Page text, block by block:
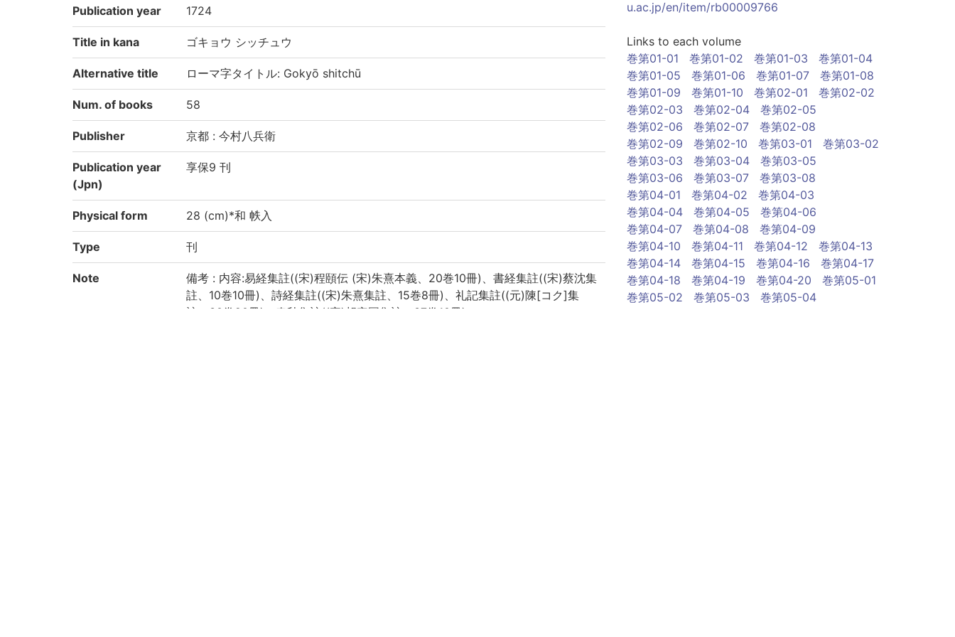
Publication year 1724
Title in kana ゴキョウ シッチュウ
Alternative title ローマ字タイトル: Gokyō shitchū
Num. of books 58
Publisher 京都 : 今村八兵衛
Publication year
(Jpn)
享保9 刊
Physical form 28 (cm)*和 帙入
Type 刊
Note
備考 : 内容:易経集註((宋)程頤伝 (宋)朱熹本義、20巻10冊)、書経集註((宋)蔡沈集
註、10巻10冊)、詩経集註((宋)朱熹集註、15巻8冊)、礼記集註((元)陳[コク]集
註、30巻20冊)、春秋集註((宋)胡安国集註、37巻10冊)
u.ac.jp/en/item/rb00009766
Links to each volume
巻第01-01
巻第01-02 巻第01-03
巻第01-04
巻第01-05
巻第01-06 巻第01-07
巻第01-08
巻第01-09
巻第01-10 巻第02-01
巻第02-02
巻第02-03
巻第02-04
巻第02-05
巻第02-06
巻第02-07
巻第02-08
巻第02-09
巻第02-10 巻第03-01
巻第03-02
巻第03-03
巻第03-04
巻第03-05
巻第03-06
巻第03-07
巻第03-08
巻第04-01
巻第04-02
巻第04-03
巻第04-04
巻第04-05
巻第04-06
巻第04-07
巻第04-08
巻第04-09
巻第04-10
巻第04-11 巻第04-12
巻第04-13
巻第04-14
巻第04-15 巻第04-16
巻第04-17
巻第04-18
巻第04-19 巻第04-20
巻第05-01
巻第05-02
巻第05-03
巻第05-04